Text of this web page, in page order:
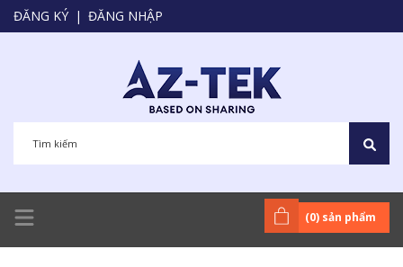
ĐĂNG KÝ | ĐĂNG NHẬP
(0) sản phẩm